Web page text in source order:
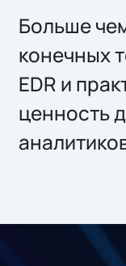
Больше
конечных
EDR и
ценность